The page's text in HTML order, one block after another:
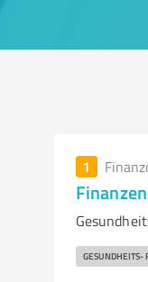
1
GESUNDHEITS-